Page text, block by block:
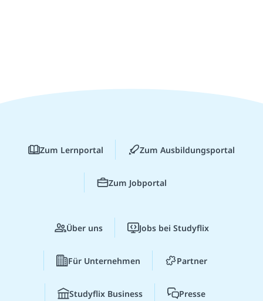
Zum Lernportal Zum Ausbildungsportal
Zum Jobportal
Über uns Jobs bei Studyflix
Für Unternehmen Partner
Studyflix Business Presse